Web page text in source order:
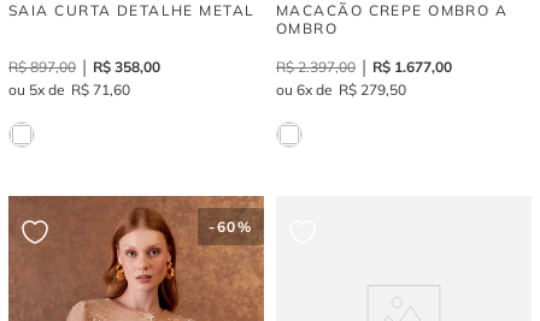
SAIA CURTA DETALHE METAL
R$ 897,00 R$ 358,00
5
R$ 71,60
MACACÃO CREPE OMBRO A
OMBRO
R$ 2.397,00 R$ 1.677,00
6
R$ 279,50
-60%